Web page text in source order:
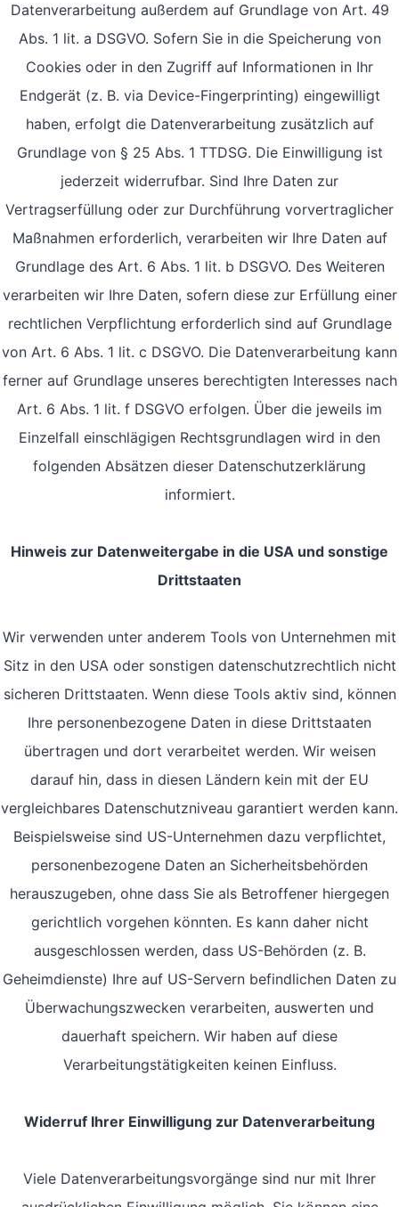
Datenverarbeitung außerdem auf Grundlage von Art. 49
Abs. 1 lit. a DSGVO. Sofern Sie in die Speicherung von
Cookies oder in den Zugriff auf Informationen in Ihr
Endgerät (z. B. via Device-Fingerprinting) eingewilligt
haben, erfolgt die Datenverarbeitung zusätzlich auf
Grundlage von § 25 Abs. 1 TTDSG. Die Einwilligung ist
jederzeit widerrufbar. Sind Ihre Daten zur
Vertragserfüllung oder zur Durchführung vorvertraglicher
Maßnahmen erforderlich, verarbeiten wir Ihre Daten auf
Grundlage des Art. 6 Abs. 1 lit. b DSGVO. Des Weiteren
verarbeiten wir Ihre Daten, sofern diese zur Erfüllung einer
rechtlichen Verpflichtung erforderlich sind auf Grundlage
von Art. 6 Abs. 1 lit. c DSGVO. Die Datenverarbeitung kann
ferner auf Grundlage unseres berechtigten Interesses nach
Art. 6 Abs. 1 lit. f DSGVO erfolgen. Über die jeweils im
Einzelfall einschlägigen Rechtsgrundlagen wird in den
folgenden Absätzen dieser Datenschutzerklärung
informiert.
Hinweis zur Datenweitergabe in die USA und sonstige
Drittstaaten
Wir verwenden unter anderem Tools von Unternehmen mit
Sitz in den USA oder sonstigen datenschutzrechtlich nicht
sicheren Drittstaaten. Wenn diese Tools aktiv sind, können
Ihre personenbezogene Daten in diese Drittstaaten
übertragen und dort verarbeitet werden. Wir weisen
darauf hin, dass in diesen Ländern kein mit der EU
vergleichbares Datenschutzniveau garantiert werden kann.
Beispielsweise sind US-Unternehmen dazu verpflichtet,
personenbezogene Daten an Sicherheitsbehörden
herauszugeben, ohne dass Sie als Betroffener hiergegen
gerichtlich vorgehen könnten. Es kann daher nicht
ausgeschlossen werden, dass US-Behörden (z. B.
Geheimdienste) Ihre auf US-Servern befindlichen Daten zu
Überwachungszwecken verarbeiten, auswerten und
dauerhaft speichern. Wir haben auf diese
Verarbeitungstätigkeiten keinen Einfluss.
Widerruf Ihrer Einwilligung zur Datenverarbeitung
Viele Datenverarbeitungsvorgänge sind nur mit Ihrer